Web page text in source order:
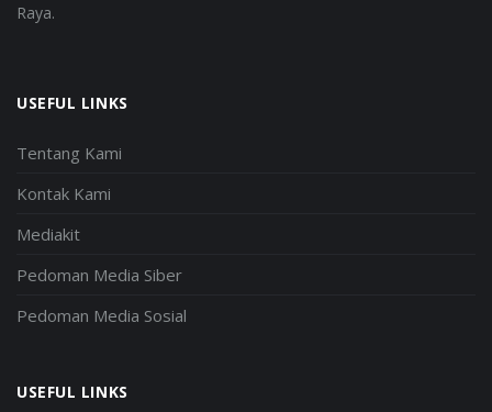
Raya.
USEFUL LINKS
Tentang Kami
Kontak Kami
Mediakit
Pedoman Media Siber
Pedoman Media Sosial
USEFUL LINKS